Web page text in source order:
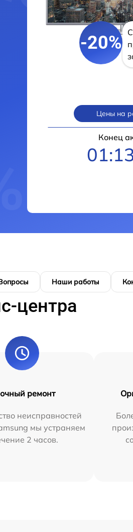
-20%
Цены на
Конец
Наши работы
центра
ремонт
неисправностей
мы устраняем
2 часов.